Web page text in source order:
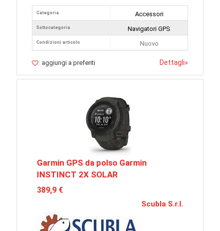
Categoria
Sottocategoria
Condizioni articolo
Accessori
Navigatori GPS
Nuovo
aggiungi a preferiti Dettagli»
Garmin GPS da polso Garmin
INSTINCT 2X SOLAR
389,9 €
Scubla S.r.l.